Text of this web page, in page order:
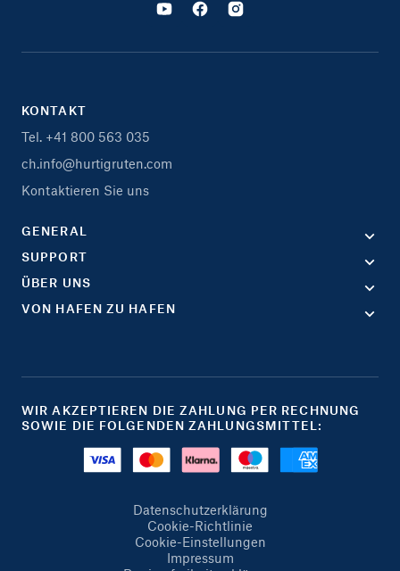
KONTAKT
Tel. +41 800 563 035
ch.info@hurtigruten.com
Kontaktieren Sie uns
GENERAL
SUPPORT
ÜBER UNS
VON HAFEN ZU HAFEN
WIR AKZEPTIEREN DIE ZAHLUNG PER RECHNUNG
SOWIE DIE FOLGENDEN ZAHLUNGSMITTEL:
Datenschutzerklärung
Cookie-Richtlinie
Cookie-Einstellungen
Impressum